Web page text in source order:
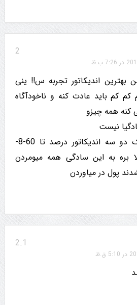
2
بهترین اندیکاتور تجربه س!! ینی
کم باید عادت کنه و ناخودآگاه
کنه همه چیزو
نیست
اگه با یک دو سه اندیکاتور درصد تا 60-8-
بره به این سادگی همه میومردن
پول در میاوردن
2.1